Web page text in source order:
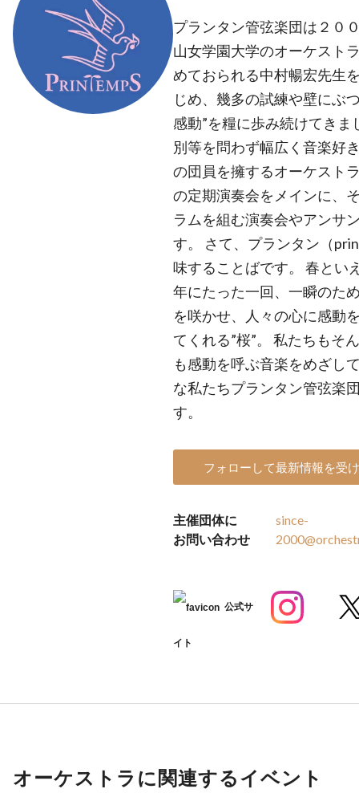
プランタン管弦楽団は２０
山女学園大学のオーケスト
めておられる中村暢宏先生
じめ、幾多の試練や壁にぶ
感動”を糧に歩み続けてき
別等を問わず幅広く音楽好
の団員を擁するオーケスト
の定期演奏会をメインに、
ラムを組む演奏会やアンサ
す。 さて、プランタン（
味することばです。 春とい
年にたった一回、一瞬のた
を咲かせ、人々の心に感動
てくれる”桜”。 私たちもそ
も感動を呼ぶ音楽をめざし
な私たちプランタン管弦楽
す。
フォローして最新情報を受
主催団体に
お問い合わせ
since-
公式サ
イト
オーケストラに関連するイベント